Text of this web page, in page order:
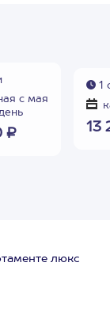
с мая
₽
1
13
люкс